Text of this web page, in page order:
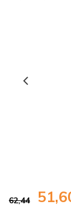
62,44